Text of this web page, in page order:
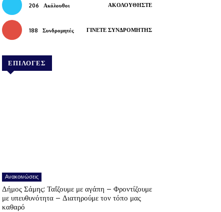
206 Ακόλουθοι ΑΚΟΛΟΥΘΉΣΤΕ
188 Συνδρομητές ΓΊΝΕΤΕ ΣΥΝΔΡΟΜΗΤΉΣ
ΕΠΙΛΟΓΕΣ
Ανακοινώσεις
Δήμος Σάμης: Ταΐζουμε με αγάπη – Φροντίζουμε
με υπευθυνότητα – Διατηρούμε τον τόπο μας
καθαρό